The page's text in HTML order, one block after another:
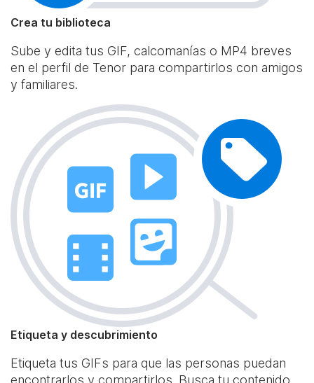
Crea tu biblioteca
Sube y edita tus GIF, calcomanías o MP4 breves
en el perfil de Tenor para compartirlos con amigos
y familiares.
Etiqueta y descubrimiento
Etiqueta tus GIFs para que las personas puedan
encontrarlos y compartirlos. Busca tu contenido